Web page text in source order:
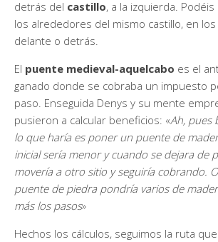
detrás del castillo, a la izquierda.
los alrededores del mismo castillo, en
delante o detrás.
El puente medieval-aquelcabo es el
ganado donde se cobraba un impuesto
paso. Enseguida Denys y su mente
pusieron a calcular beneficios: «Ah, pues
lo que haría es poner un puente de
inicial sería menor y cuando se dejara de
movería a otro sitio y seguiría cobrando.
puente de piedra pondría varios de
más los pasos»
Hechos los cálculos, seguimos la ruta